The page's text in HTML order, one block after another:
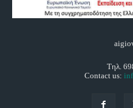
Τηλ.
Contact us: